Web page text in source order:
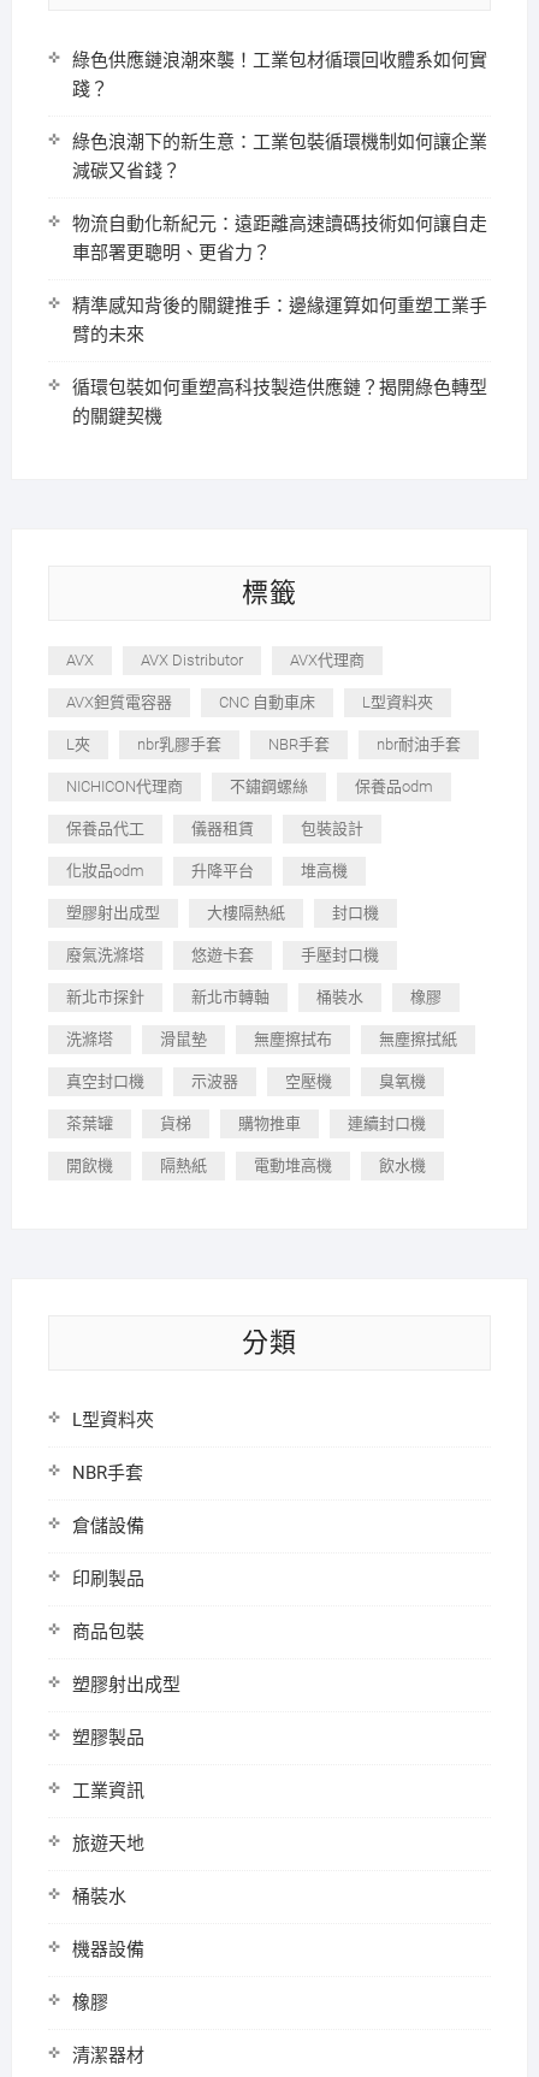
綠色供應鏈浪潮來襲！工業包材循環回收體系如何實
踐？
綠色浪潮下的新生意：工業包裝循環機制如何讓企業
減碳又省錢？
物流自動化新紀元：遠距離高速讀碼技術如何讓自走
車部署更聰明、更省力？
精準感知背後的關鍵推手：邊緣運算如何重塑工業手
臂的未來
循環包裝如何重塑高科技製造供應鏈？揭開綠色轉型
的關鍵契機
標籤
AVX AVX Distributor AVX代理商
AVX鉭質電容器 CNC 自動車床 L型資料夾
L夾 nbr乳膠手套 NBR手套 nbr耐油手套
NICHICON代理商 不鏽鋼螺絲 保養品odm
保養品代工 儀器租賃 包裝設計
化妝品odm 升降平台 堆高機
塑膠射出成型 大樓隔熱紙 封口機
廢氣洗滌塔 悠遊卡套 手壓封口機
新北市探針 新北市轉軸 桶裝水 橡膠
洗滌塔 滑鼠墊 無塵擦拭布 無塵擦拭紙
真空封口機 示波器 空壓機 臭氧機
茶葉罐 貨梯 購物推車 連續封口機
開飲機 隔熱紙 電動堆高機 飲水機
分類
L型資料夾
NBR手套
倉儲設備
印刷製品
商品包裝
塑膠射出成型
塑膠製品
工業資訊
旅遊天地
桶裝水
機器設備
橡膠
清潔器材